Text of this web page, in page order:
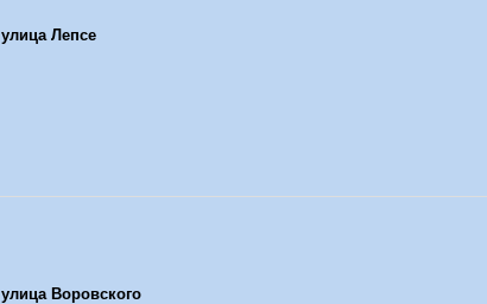
улица Лепсе
улица Воровского